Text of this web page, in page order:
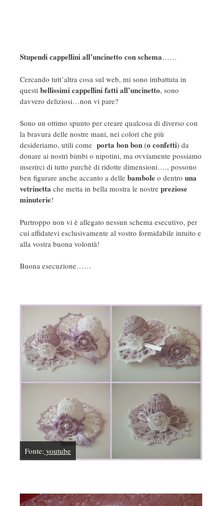
Stupendi cappellini all’uncinetto con schema……
Cercando tutt’altra cosa sul web, mi sono imbattuta in
questi bellissimi cappellini fatti all’uncinetto, sono
davvero deliziosi…non vi pare?
Sono un ottimo spunto per creare qualcosa di diverso con
la bravura delle nostre mani, nei colori che più
desideriamo, utili come porta bon bon (o confetti) da
donare ai nostri bimbi o nipotini, ma ovviamente possiamo
inserirci di tutto purchè di ridotte dimensioni…., possono
ben figurare anche accanto a delle bambole o dentro una
vetrinetta che metta in bella mostra le nostre preziose
minuterie!
Purtroppo non vi è allegato nessun schema esecutivo, per
cui affidatevi esclusivamente al vostro formidabile intuito e
alla vostra buona volontà!
Buona esecuzione……
Fonte: youtube